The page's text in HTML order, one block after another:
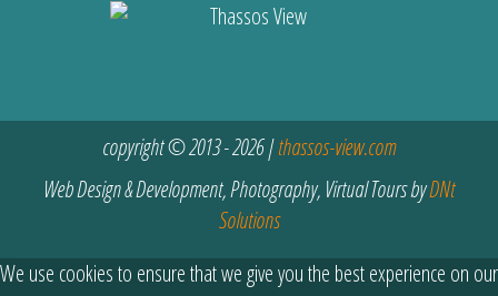
copyright © 2013 - 2026 |thassos-view.com
Web Design & Development, Photography, Virtual Tours byDNt
Solutions
We use cookies to ensure that we give you the best experience on our